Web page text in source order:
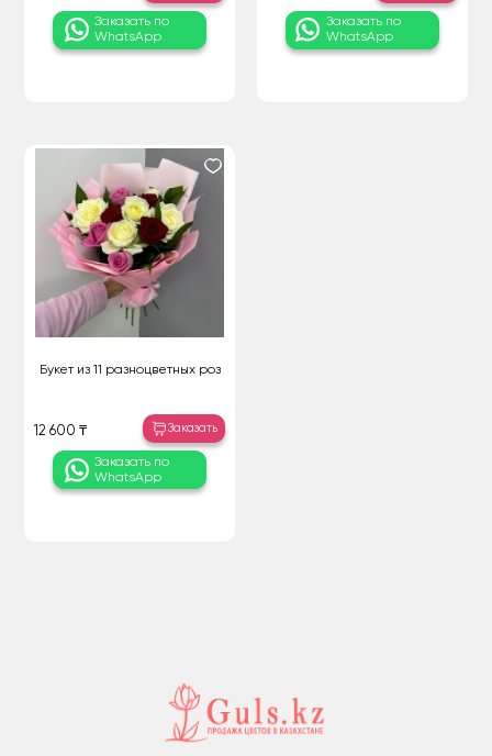
Заказать по
WhatsApp
Заказать по
WhatsApp
Букет из 11 разноцветных роз
12 600 ₸ Заказать
Заказать по
WhatsApp